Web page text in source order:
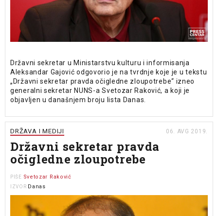
Državni sekretar u Ministarstvu kulturu i informisanja
Aleksandar Gajović odgovorio je na tvrdnje koje je u tekstu
„Državni sekretar pravda očigledne zloupotrebe“ izneo
generalni sekretar NUNS-a Svetozar Raković, a koji je
objavljen u današnjem broju lista Danas.
DRŽAVA I MEDIJI 06. AVG 2019.
Državni sekretar pravda
očigledne zloupotrebe
PIŠE Svetozar Raković
IZVOR Danas